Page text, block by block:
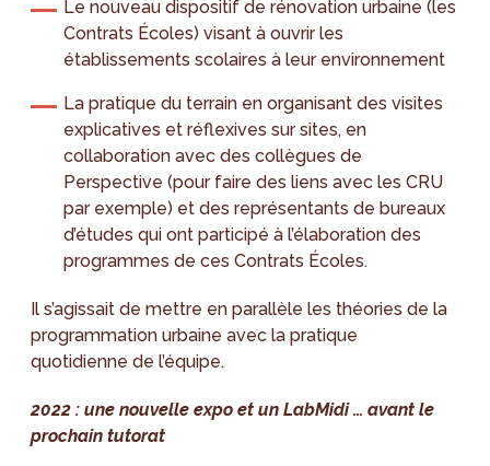
Le nouveau dispositif de rénovation urbaine (les
Contrats Écoles) visant à ouvrir les
établissements scolaires à leur environnement
La pratique du terrain en organisant des visites
explicatives et réflexives sur sites, en
collaboration avec des collègues de
Perspective (pour faire des liens avec les CRU
par exemple) et des représentants de bureaux
d’études qui ont participé à l’élaboration des
programmes de ces Contrats Écoles.
Il s’agissait de mettre en parallèle les théories de la
programmation urbaine avec la pratique
quotidienne de l’équipe.
2022 : une nouvelle expo et un LabMidi … avant le
prochain tutorat